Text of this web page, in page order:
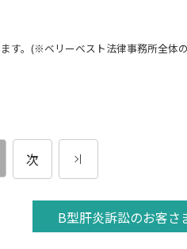
す。(※ベリーベスト法律事務所全体
次
B型肝炎訴訟のお客さ